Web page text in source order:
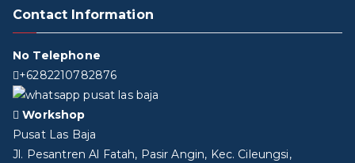
Contact Information
No Telephone
+6282210782876
Workshop
Pusat Las Baja
Jl. Pesantren Al Fatah, Pasir Angin, Kec. Cileungsi,